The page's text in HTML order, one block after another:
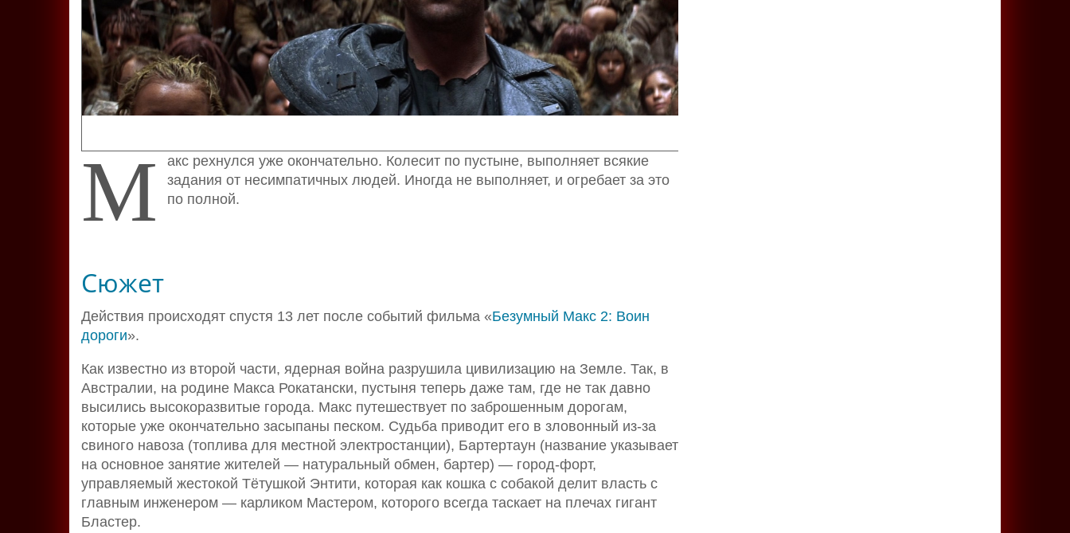
М акс рехнулся уже окончательно. Колесит по пустыне, выполняет всякие
задания от несимпатичных людей. Иногда не выполняет, и огребает за это
по полной.
Сюжет
Действия происходят спустя 13 лет после событий фильма «Безумный Макс 2: Воин
дороги».
Как известно из второй части, ядерная война разрушила цивилизацию на Земле. Так, в
Австралии, на родине Макса Рокатански, пустыня теперь даже там, где не так давно
высились высокоразвитые города. Макс путешествует по заброшенным дорогам,
которые уже окончательно засыпаны песком. Судьба приводит его в зловонный из-за
свиного навоза (топлива для местной электростанции), Бартертаун (название указывает
на основное занятие жителей — натуральный обмен, бартер) — город-форт,
управляемый жестокой Тётушкой Энтити, которая как кошка с собакой делит власть с
главным инженером — карликом Мастером, которого всегда таскает на плечах гигант
Бластер.